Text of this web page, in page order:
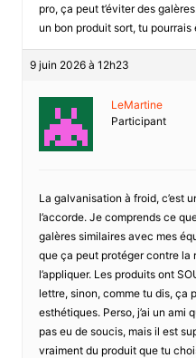
pro, ça peut t’éviter des
un bon produit sort, tu pourrais
9 juin 2026 à 12h23
LeMartine
Participant
La galvanisation à froid, c’est
l’accorde. Je comprends ce
galères similaires avec mes
que ça peut protéger contre
l’appliquer. Les produits ont
lettre, sinon, comme tu dis, ça
esthétiques. Perso, j’ai un ami
pas eu de soucis, mais il est
vraiment du produit que tu